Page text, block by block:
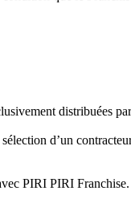
distribuées
d’un
PIRI PIRI